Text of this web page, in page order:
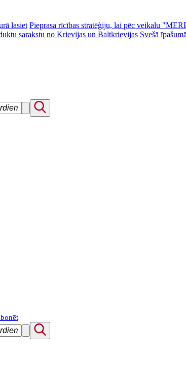
lasiet Pieprasa rīcības stratēģiju, lai pēc veikalu
sarakstu no Krievijas un Baltkrievijas Svešā